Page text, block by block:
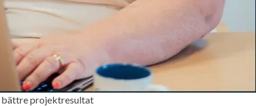
bättre projektresultat